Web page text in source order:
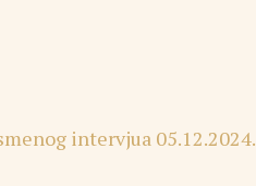
intervjua 05.12.2024.